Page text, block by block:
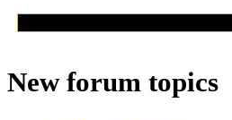
New forum topics